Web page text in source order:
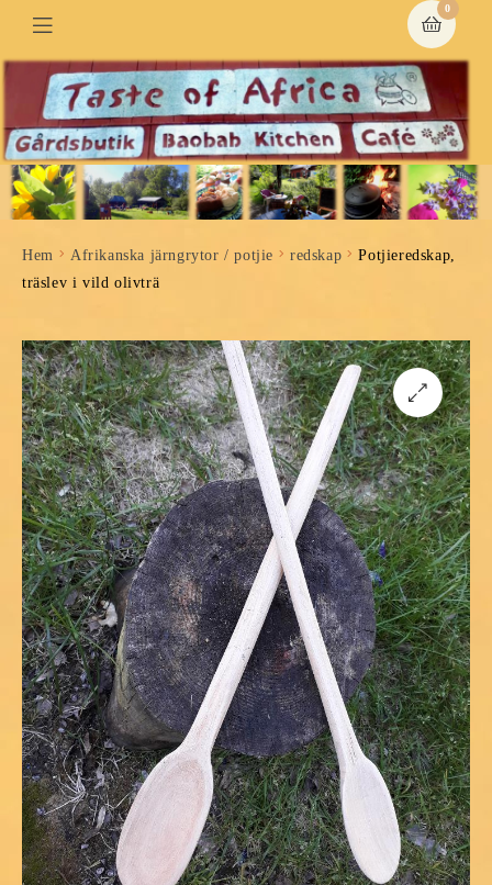
0
Hem Afrikanska järngrytor / potjie redskap
Potjieredskap,
träslev i vild olivträ